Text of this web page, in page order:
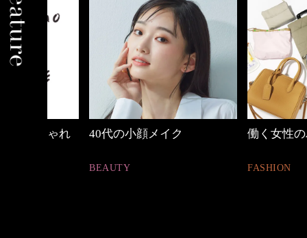
40代の小顔メイク 働く女性のバッグ
FASHION